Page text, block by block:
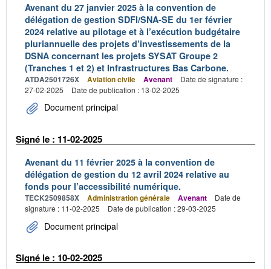
Avenant du 27 janvier 2025 à la convention de
délégation de gestion SDFI/SNA-SE du 1er février
2024 relative au pilotage et à l’exécution budgétaire
pluriannuelle des projets d’investissements de la
DSNA concernant les projets SYSAT Groupe 2
(Tranches 1 et 2) et Infrastructures Bas Carbone.
ATDA2501726X Aviation civile Avenant
Date de signature :
27-02-2025
Date de publication : 13-02-2025
Document principal
Signé le : 11-02-2025
Avenant du 11 février 2025 à la convention de
délégation de gestion du 12 avril 2024 relative au
fonds pour l’accessibilité numérique.
TECK2509858X Administration générale Avenant
Date de
signature : 11-02-2025
Date de publication : 29-03-2025
Document principal
Signé le : 10-02-2025